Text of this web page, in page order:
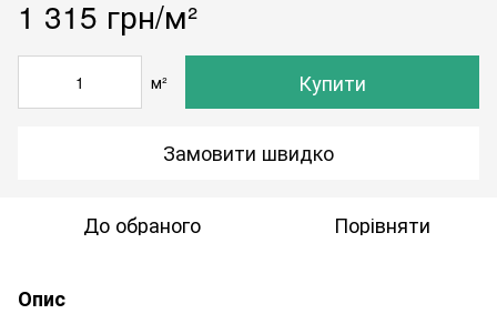
1 315 грн/м²
м² Купити
Замовити швидко
До обраного Порівняти
Опис